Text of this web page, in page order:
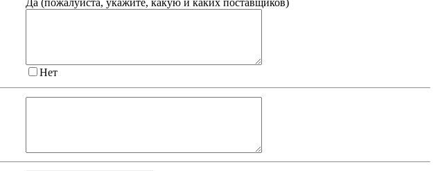
Да (пожалуйста, укажите, какую и каких поставщиков)
Нет